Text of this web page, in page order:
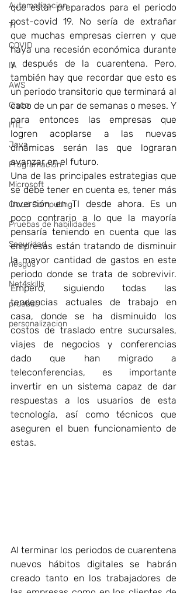
Automatizacion
TI
COVID
IA
AWS
Cisco
ITIL
Java
Programación
Microsoft
Cloud Computing
Pruebas de habilidades
Seguridad
riesgos
Net4skills
pruebas
personalizacion
que estar preparados para el periodo
post-covid 19. No sería de extrañar
que muchas empresas cierren y que
haya una recesión económica durante
y después de la cuarentena. Pero,
también hay que recordar que esto es
un periodo transitorio que terminará al
cabo de un par de semanas o meses. Y
para entonces las empresas que
logren acoplarse a las nuevas
dinámicas serán las que lograran
avanzar en el futuro.
Una de las principales estrategias que
se debe tener en cuenta es, tener más
inversión en TI desde ahora. Es un
poco contrario a lo que la mayoría
pensaría teniendo en cuenta que las
empresas están tratando de disminuir
la mayor cantidad de gastos en este
periodo donde se trata de sobrevivir.
Empero, siguiendo todas las
tendencias actuales de trabajo en
casa, donde se ha disminuido los
costos de traslado entre sucursales,
viajes de negocios y conferencias
dado que han migrado a
teleconferencias, es importante
invertir en un sistema capaz de dar
respuestas a los usuarios de esta
tecnología, así como técnicos que
aseguren el buen funcionamiento de
estas.
Al terminar los periodos de cuarentena
nuevos hábitos digitales se habrán
creado tanto en los trabajadores de